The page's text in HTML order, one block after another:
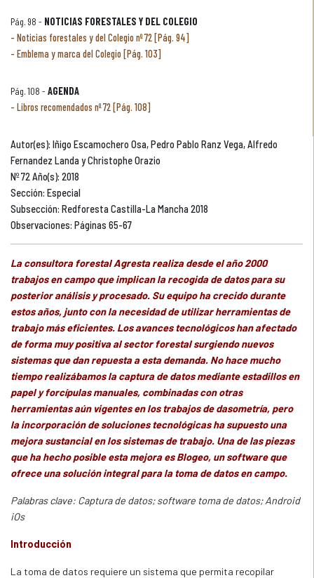
Pág. 98 - NOTICIAS FORESTALES Y DEL COLEGIO
Noticias forestales y del Colegio nº 72 [Pág. 94]
Emblema y marca del Colegio [Pág. 103]
Pág. 108 - AGENDA
Libros recomendados nº 72 [Pág. 108]
Autor(es): Iñigo Escamochero Osa, Pedro Pablo Ranz Vega, Alfredo
Fernandez Landa y Christophe Orazio
Nº 72 Año(s): 2018
Sección: Especial
Subsección: Redforesta Castilla-La Mancha 2018
Observaciones: Páginas 65-67
La consultora forestal Agresta realiza desde el año 2000
trabajos en campo que implican la recogida de datos para su
posterior análisis y procesado. Su equipo ha crecido durante
estos años, junto con la necesidad de utilizar herramientas de
trabajo más eficientes. Los avances tecnológicos han afectado
de forma muy positiva al sector forestal surgiendo nuevos
sistemas que dan repuesta a esta demanda. No hace mucho
tiempo realizábamos la captura de datos mediante estadillos en
papel y forcípulas manuales, combinadas con otras
herramientas aún vigentes en los trabajos de dasometría, pero
la incorporación de soluciones tecnológicas ha supuesto una
mejora sustancial en los sistemas de trabajo. Una de las piezas
que ha hecho posible esta mejora es Blogeo, un software que
ofrece una solución integral para la toma de datos en campo.
Palabras clave: Captura de datos; software toma de datos; Android
iOs
Introducción
La toma de datos requiere un sistema que permita recopilar